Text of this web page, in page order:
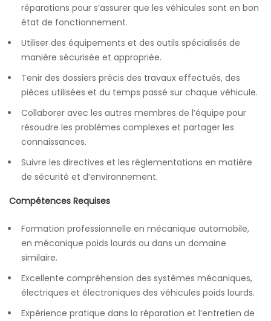
réparations pour s’assurer que les véhicules sont en bon
état de fonctionnement.
Utiliser des équipements et des outils spécialisés de
manière sécurisée et appropriée.
Tenir des dossiers précis des travaux effectués, des
pièces utilisées et du temps passé sur chaque véhicule.
Collaborer avec les autres membres de l’équipe pour
résoudre les problèmes complexes et partager les
connaissances.
Suivre les directives et les réglementations en matière
de sécurité et d’environnement.
Compétences Requises
Formation professionnelle en mécanique automobile,
en mécanique poids lourds ou dans un domaine
similaire.
Excellente compréhension des systèmes mécaniques,
électriques et électroniques des véhicules poids lourds.
Expérience pratique dans la réparation et l’entretien de